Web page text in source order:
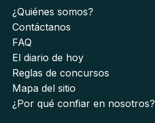
¿Quiénes somos?
Contáctanos
FAQ
El diario de hoy
Reglas de concursos
Mapa del sitio
¿Por qué confiar en nosotros?